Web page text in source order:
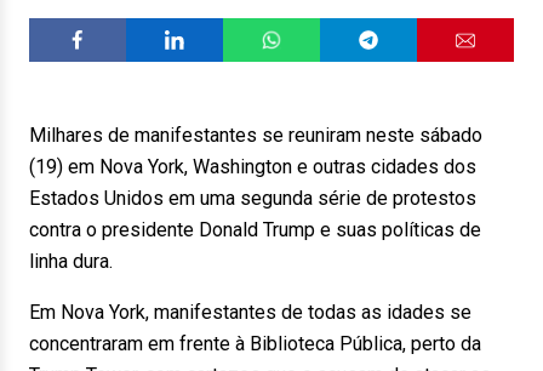
Milhares de manifestantes se reuniram neste sábado
(19) em Nova York, Washington e outras cidades dos
Estados Unidos em uma segunda série de protestos
contra o presidente Donald Trump e suas políticas de
linha dura.
Em Nova York, manifestantes de todas as idades se
concentraram em frente à Biblioteca Pública, perto da